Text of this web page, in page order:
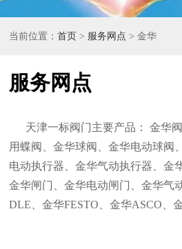
当前位置：首页 > 服务网点 > 金华
服务网点
天津一标阀门主要产品： 金华阀
用蝶阀、金华球阀、金华电动球阀
电动执行器、金华气动执行器、金
金华闸门、金华电动闸门、金华气
DLE、金华FESTO、金华ASCO、